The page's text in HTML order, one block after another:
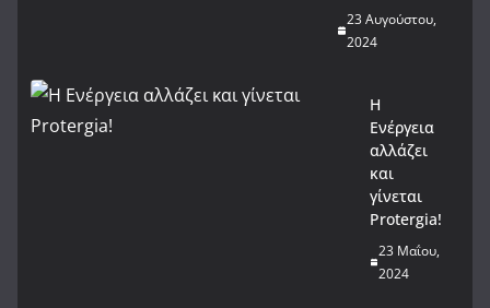
23 Αυγούστου,
2024
Η
Ενέργεια
αλλάζει
και
γίνεται
Protergia!
23 Μαΐου,
2024